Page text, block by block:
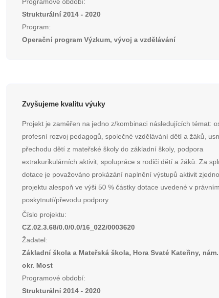
Programové období:
Strukturální 2014 - 2020
Program:
Operační program Výzkum, vývoj a vzdělávání
Zvyšujeme kvalitu výuky
Projekt je zaměřen na jedno z/kombinaci následujících témat:
profesní rozvoj pedagogů, společné vzdělávání dětí a žáků,
přechodu dětí z mateřské školy do základní školy, podpora
extrakurikulárních aktivit, spolupráce s rodiči dětí a žáků. Za
dotace je považováno prokázání naplnění výstupů aktivit
projektu alespoň ve výši 50 % částky dotace uvedené v
poskytnutí/převodu podpory.
Číslo projektu:
CZ.02.3.68/0.0/0.0/16_022/0003620
Žadatel:
Základní škola a Mateřská škola, Hora Svaté Kateřiny,
okr. Most
Programové období:
Strukturální 2014 - 2020